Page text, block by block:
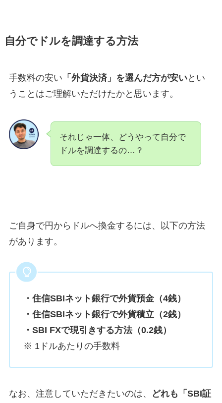
自分でドルを調達する方法
手数料の安い 「外貨決済」を選んだ方が安いとい
うことはご理解いただけたかと思います。
それじゃ一体、どうやって自分で
ドルを調達するの…？
ご自身で円からドルへ換金するには、以下の方法
があります。
・住信SBIネット銀行で外貨預金（4銭）
・住信SBIネット銀行で外貨積立（2銭）
・SBI FXで現引きする方法（0.2銭）
※ 1ドルあたりの手数料
なお、注意していただきたいのは、
どれも「SBI証